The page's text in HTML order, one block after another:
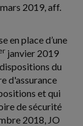
2019, aff.
en place d’une
janvier 2019
du
d'assurance
et qui
de sécurité
2018, JO